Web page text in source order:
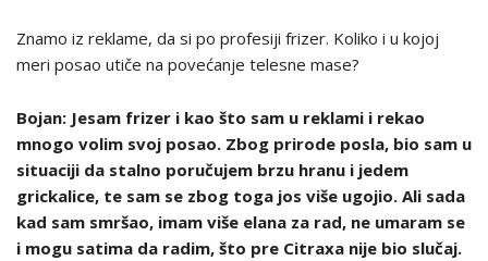
Znamo iz reklame, da si po profesiji frizer. Koliko i u kojoj
meri posao utiče na povećanje telesne mase?
Bojan: Jesam frizer i kao što sam u reklami i rekao
mnogo volim svoj posao. Zbog prirode posla, bio sam u
situaciji da stalno poručujem brzu hranu i jedem
grickalice, te sam se zbog toga jos više ugojio. Ali sada
kad sam smršao, imam više elana za rad, ne umaram se
i mogu satima da radim, što pre Citraxa nije bio slučaj.